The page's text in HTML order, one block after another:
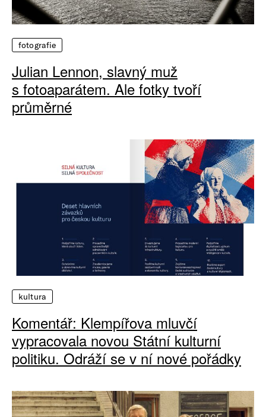
fotografie
Julian Lennon, slavný muž
s fotoaparátem. Ale fotky tvoří
průměrné
kultura
Komentář: Klempířova mluvčí
vypracovala novou Státní kulturní
politiku. Odráží se v ní nové pořádky